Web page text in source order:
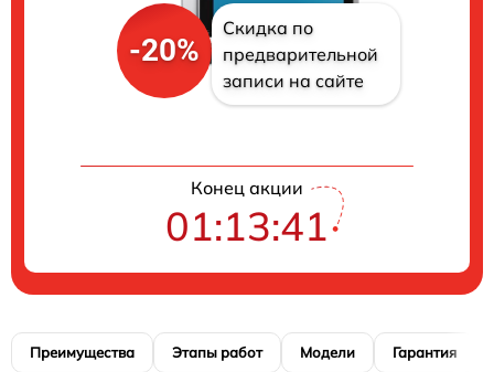
-20%
Скидка по
предварительной
записи на сайте
Конец акции
01:13:40
Преимущества Этапы работ Модели Гарантия